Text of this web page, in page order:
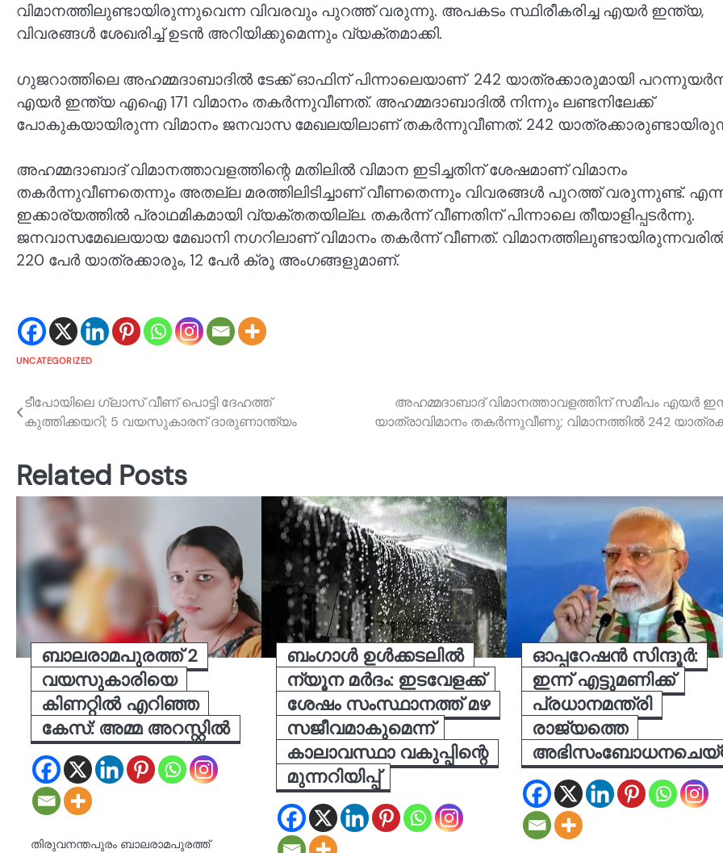
വിമാനത്തിലുണ്ടായിരുന്നുവെന്ന വിവരവും പുറത്ത് വരുന്നു. അപകടം സ്ഥിരീകരിച്ച എയർ ഇന്ത്യ,
വിവരങ്ങൾ ശേഖരിച്ച് ഉടൻ അറിയിക്കുമെന്നും വ്യക്തമാക്കി.
ഗുജറാത്തിലെ അഹമ്മദാബാദില്‍ ടേക്ക് ഓഫിന് പിന്നാലെയാണ് 242 യാത്രക്കാരുമായി
എയർ ഇന്ത്യ എഐ 171 വിമാനം തകർന്നുവീണത്. അഹമ്മദാബാദിൽ നിന്നും ലണ്ടനിലേക്ക്
പോകുകയായിരുന്ന വിമാനം ജനവാസ മേഖലയിലാണ് തകർന്നുവീണത്. 242
അഹമ്മദാബാദ് വിമാനത്താവളത്തിന്റെ മതിലിൽ വിമാന ഇടിച്ചതിന് ശേഷമാണ് വിമാനം
തകർന്നുവീണതെന്നും അതല്ല മരത്തിലിടിച്ചാണ് വീണതെന്നും വിവരങ്ങൾ പുറത്ത് വരുന്നുണ്ട്.
ഇക്കാര്യത്തിൽ പ്രാഥമികമായി വ്യക്തതയില്ല. തകർന്ന് വീണതിന് പിന്നാലെ തീയാളിപ്പടർന്നു.
ജനവാസമേഖലയായ മേഖാനി നഗറിലാണ് വിമാനം തകര്‍ന്ന് വീണത്.
220 പേർ യാത്രക്കാരും, 12 പേർ ക്രൂ അംഗങ്ങളുമാണ്.
UNCATEGORIZED
Post
navigation
ടീപോയിലെ ഗ്ലാസ് വീണ് പൊട്ടി ദേഹത്ത്
കുത്തിക്കയറി; 5 വയസുകാരന് ദാരുണാന്ത്യം
അഹമ്മദാബാദ് വിമാനത്താവളത്തിന് സമീപം എയർ
യാത്രാവിമാനം തകർന്നുവീണു; വിമാനത്തിൽ 242
Related Posts
ബാലരാമപുരത്ത് 2
വയസുകാരിയെ
കിണറ്റിൽ എറിഞ്ഞ
കേസ്: അമ്മ അറസ്റ്റിൽ
തിരുവനന്തപുരം ബാലരാമപുരത്ത്
ബംഗാള്‍ ഉള്‍ക്കടലില്‍
ന്യൂന മര്‍ദം: ഇടവേളക്ക്
ശേഷം സംസ്ഥാനത്ത് മഴ
സജീവമാകുമെന്ന്
കാലാവസ്ഥാ വകുപ്പിന്റെ
മുന്നറിയിപ്പ്
ഓപ്പറേഷൻ സിന്ദൂർ:
ഇന്ന് എട്ടുമണിക്ക്
പ്രധാനമന്ത്രി
രാജ്യത്തെ